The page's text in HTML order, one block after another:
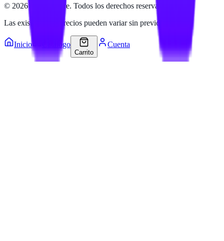
© 2026 Hailan Store. Todos los derechos reservados.
Las existencias y precios pueden variar sin previo aviso.
Inicio Catálogo
Carrito
Cuenta